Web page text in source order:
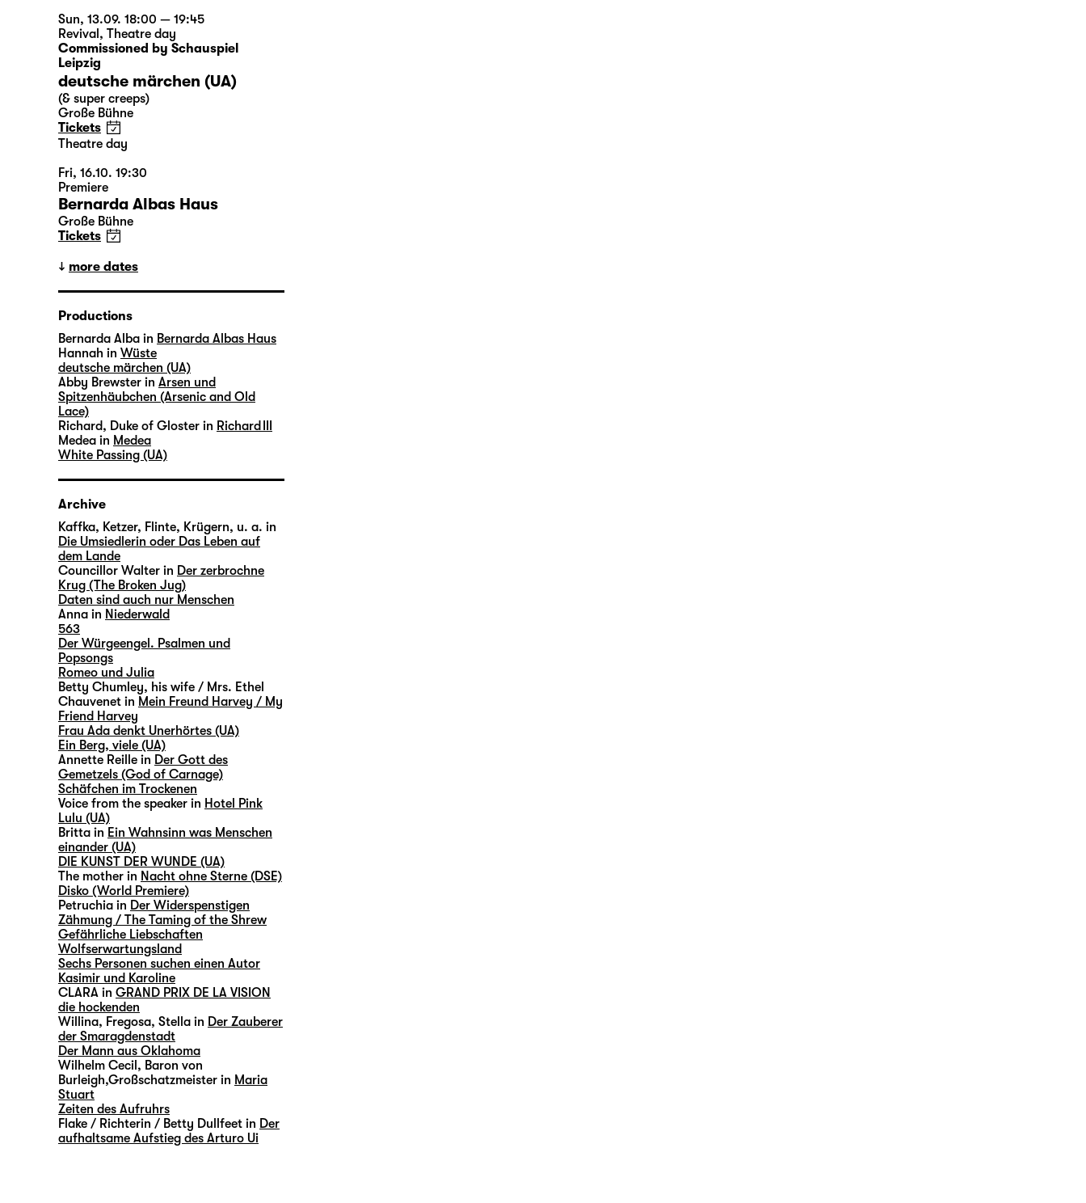
Sun, 13.09. 18:00 — 19:45
Revival , Theatre day
Commissioned by Schauspiel
Leipzig
deutsche märchen (UA)
(& super creeps)
Große Bühne
Tickets
Theatre day
Fri, 16.10. 19:30
Premiere
Bernarda Albas Haus
Große Bühne
Tickets
more dates
Productions
Bernarda Alba in Bernarda Albas Haus
Hannah in Wüste
deutsche märchen (UA)
Abby Brewster in Arsen und
Spitzenhäubchen (Arsenic and Old
Lace)
Richard, Duke of Gloster in Richard III
Medea in Medea
White Passing (UA)
Archive
Kaffka, Ketzer, Flinte, Krügern, u. a. in
Die Umsiedlerin oder Das Leben auf
dem Lande
Councillor Walter in Der zerbrochne
Krug (The Broken Jug)
Daten sind auch nur Menschen
Anna in Niederwald
563
Der Würgeengel. Psalmen und
Popsongs
Romeo und Julia
Betty Chumley, his wife / Mrs. Ethel
Chauvenet in Mein Freund Harvey / My
Friend Harvey
Frau Ada denkt Unerhörtes (UA)
Ein Berg, viele (UA)
Annette Reille in Der Gott des
Gemetzels (God of Carnage)
Schäfchen im Trockenen
Voice from the speaker in Hotel Pink
Lulu (UA)
Britta in Ein Wahnsinn was Menschen
einander (UA)
DIE KUNST DER WUNDE (UA)
The mother in Nacht ohne Sterne (DSE)
Disko (World Premiere)
Petruchia in Der Widerspenstigen
Zähmung / The Taming of the Shrew
Gefährliche Liebschaften
Wolfserwartungsland
Sechs Personen suchen einen Autor
Kasimir und Karoline
CLARA in GRAND PRIX DE LA VISION
die hockenden
Willina, Fregosa, Stella in Der Zauberer
der Smaragdenstadt
Der Mann aus Oklahoma
Wilhelm Cecil, Baron von
Burleigh,Großschatzmeister in Maria
Stuart
Zeiten des Aufruhrs
Flake / Richterin / Betty Dullfeet in Der
aufhaltsame Aufstieg des Arturo Ui